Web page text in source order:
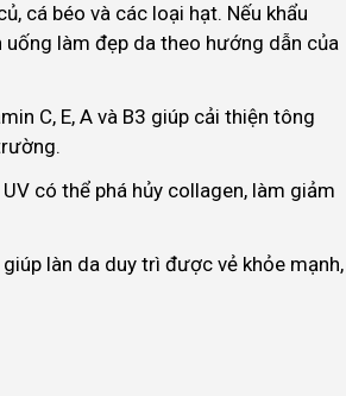
cá béo và các loại hạt. Nếu khẩu
làm đẹp da theo hướng dẫn của
C, E, A và B3 giúp cải thiện tông
có thể phá hủy collagen, làm giảm
làn da duy trì được vẻ khỏe mạnh,